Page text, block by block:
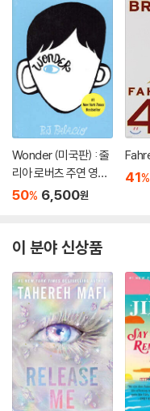
Wonder (미국판) : 줄
리아 로버츠 주연 영화
'원더' 원작 소설
50% 6,500원
41%
이 분야 신상품